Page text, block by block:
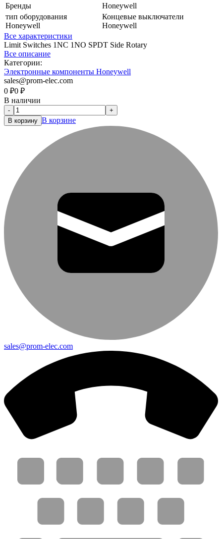
Бренды
Honeywell
тип оборудования
Honeywell
Концевые выключатели
Honeywell
Все характеристики
Limit Switches 1NC 1NO SPDT Side Rotary
Все описание
Категории:
Электронные компоненты Honeywell
sales@prom-elec.com
0 ₽0 ₽
В наличии
-
+
В корзину В корзине
sales@prom-elec.com